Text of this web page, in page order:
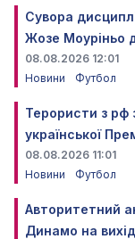
Сувора
Жозе Моуріньо
08.08.2026 12:01
Новини
Футбол
Терористи з рф
української
08.08.2026 11:01
Новини
Футбол
Авторитетний
Динамо на